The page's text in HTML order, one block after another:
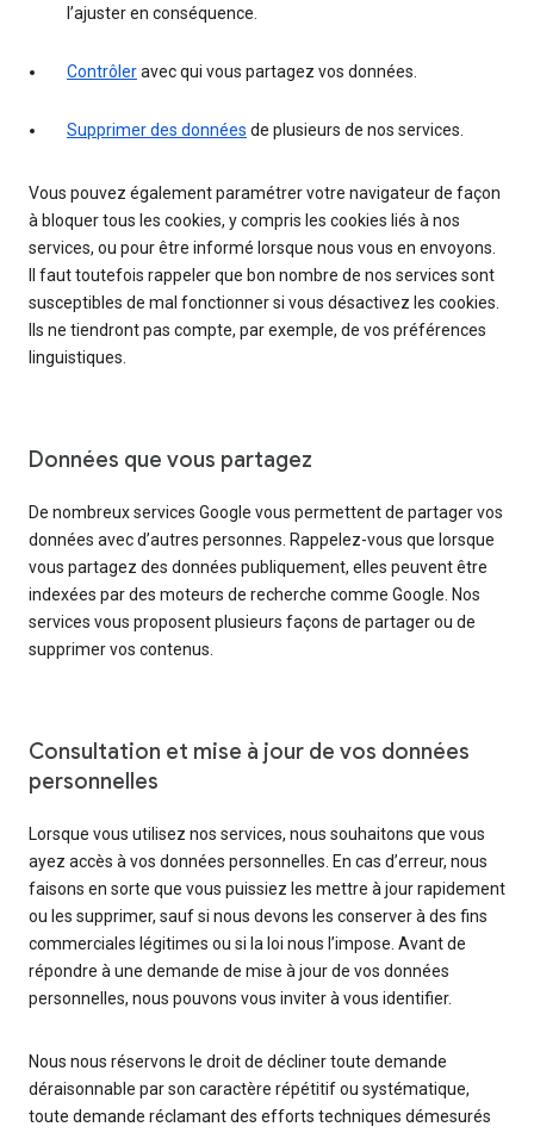
l’ajuster en conséquence.
Contrôleravec qui vous partagez vos données.
Supprimer des données de plusieurs de nos services.
Vous pouvez également paramétrer votre navigateur de façon
à bloquer tous les cookies, y compris les cookies liés à nos
services, ou pour être informé lorsque nous vous en envoyons.
Il faut toutefois rappeler que bon nombre de nos services sont
susceptibles de mal fonctionner si vous désactivez les cookies.
Ils ne tiendront pas compte, par exemple, de vos préférences
linguistiques.
Données que vous partagez
De nombreux services Google vous permettent de partager vos
données avec d’autres personnes. Rappelez-vous que lorsque
vous partagez des données publiquement, elles peuvent être
indexées par des moteurs de recherche comme Google. Nos
services vous proposent plusieurs façons de partager ou de
supprimer vos contenus.
Consultation et mise à jour de vos données
personnelles
Lorsque vous utilisez nos services, nous souhaitons que vous
ayez accès à vos données personnelles. En cas d’erreur, nous
faisons en sorte que vous puissiez les mettre à jour rapidement
ou les supprimer, sauf si nous devons les conserver à des fins
commerciales légitimes ou si la loi nous l’impose. Avant de
répondre à une demande de mise à jour de vos données
personnelles, nous pouvons vous inviter à vous identifier.
Nous nous réservons le droit de décliner toute demande
déraisonnable par son caractère répétitif ou systématique,
toute demande réclamant des efforts techniques démesurés